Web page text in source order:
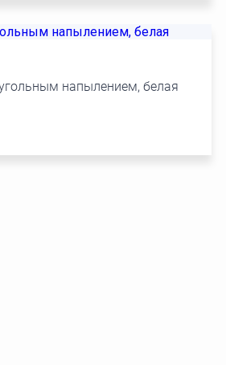
напылением, белая